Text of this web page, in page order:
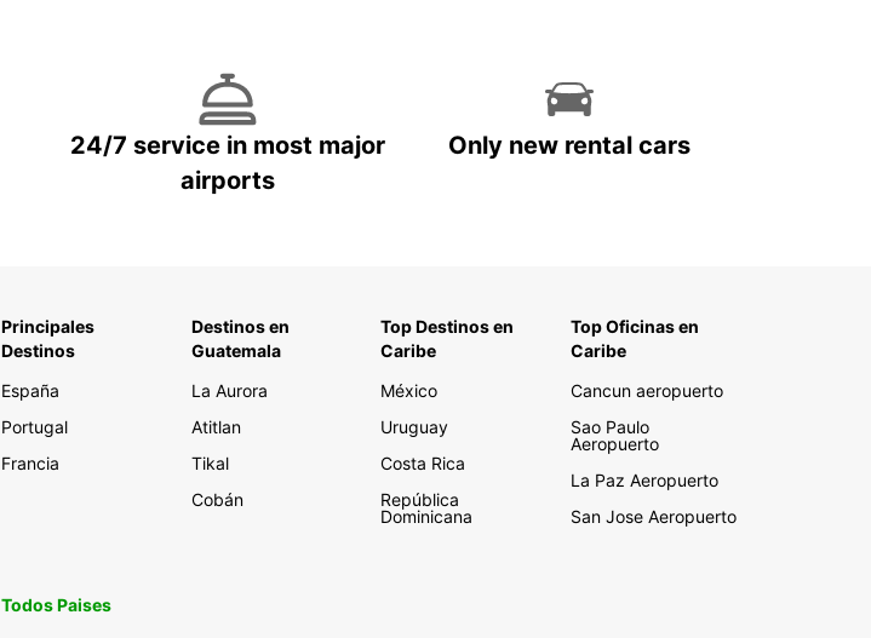
24/7 service in most major
airports
Only new rental cars
Principales
Destinos
España
Portugal
Francia
Destinos en
Guatemala
La Aurora
Atitlan
Tikal
Cobán
Top Destinos en
Caribe
México
Uruguay
Costa Rica
República
Dominicana
Top Oficinas en
Caribe
Cancun aeropuerto
Sao Paulo
Aeropuerto
La Paz Aeropuerto
San Jose Aeropuerto
Todos Paises